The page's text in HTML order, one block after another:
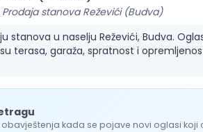
Prodaja stanova Reževići (Budva)
stanova u naselju Reževići, Budva.
terasa, garaža, spratnost i
kada se pojave novi oglasi